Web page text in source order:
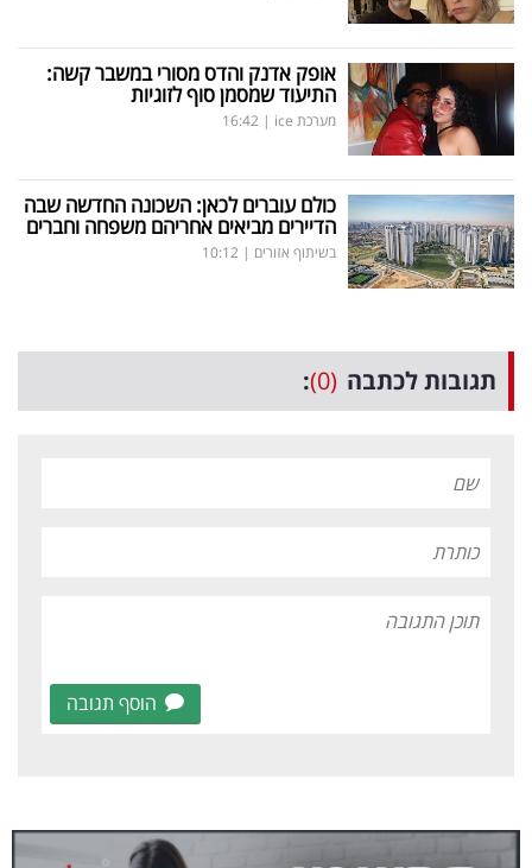
אופק אדנק והדס מסורי במשבר קשה:
התיעוד שמסמן סוף לזוגיות
מערכת ice |
16:42
כולם עוברים לכאן: השכונה החדשה שבה
הדיירים מביאים אחריהם משפחה וחברים
בשיתוף אזורים |
10:12
תגובות לכתבה (0)
:
הוסף תגובה